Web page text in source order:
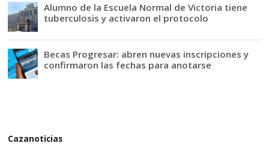
Alumno de la Escuela Normal de Victoria tiene
tuberculosis y activaron el protocolo
Becas Progresar: abren nuevas inscripciones y
confirmaron las fechas para anotarse
Cazanoticias